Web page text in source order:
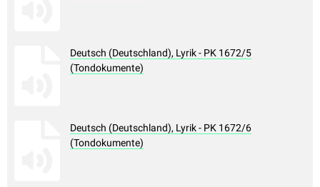
Deutsch (Deutschland), Lyrik - PK 1672/5
(Tondokumente)
Deutsch (Deutschland), Lyrik - PK 1672/6
(Tondokumente)